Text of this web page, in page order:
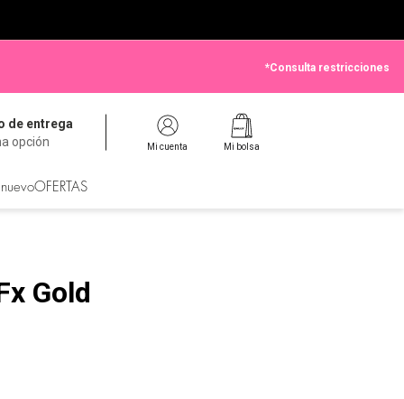
*Consulta restricciones
de entrega
opción
Mi cuenta Mi bolsa
OFERTAS
Gold